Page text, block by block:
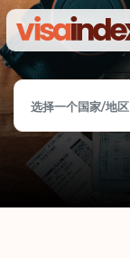
选择一个国家/地区